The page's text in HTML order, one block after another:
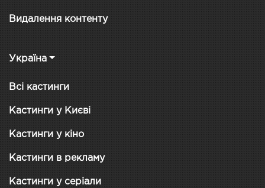
Видалення контенту
Україна
Всі кастинги
Кастинги у Києві
Кастинги у кіно
Кастинги в рекламу
Кастинги у серіали